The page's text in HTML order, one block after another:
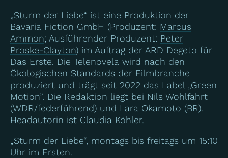
„Sturm der Liebe“ ist eine Produktion der
Bavaria Fiction GmbH (Produzent: Marcus
Ammon; Ausführender Produzent: Peter
Proske-Clayton) im Auftrag der ARD Degeto für
Das Erste. Die Telenovela wird nach den
Ökologischen Standards der Filmbranche
produziert und trägt seit 2022 das Label „Green
Motion”. Die Redaktion liegt bei Nils Wohlfahrt
(WDR/federführend) und Lara Okamoto (BR).
Headautorin ist Claudia Köhler.
„Sturm der Liebe“, montags bis freitags um 15:10
Uhr im Ersten.